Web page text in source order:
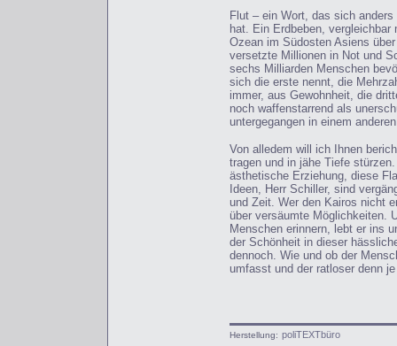
Flut – ein Wort, das sich
hat. Ein Erdbeben,
Ozean im Südosten Asiens
versetzte Millionen in Not und
sechs Milliarden Menschen
sich die erste nennt, die
immer, aus Gewohnheit, die
noch waffenstarrend als
untergegangen in einem
Von alledem will ich Ihnen
tragen und in jähe Tiefe
ästhetische Erziehung, diese
Ideen, Herr Schiller, sind
und Zeit. Wer den Kairos nicht
über versäumte Möglichkeiten.
Menschen erinnern, lebt er ins
der Schönheit in dieser
dennoch. Wie und ob der
umfasst und der ratloser denn
Herstellung: poliTEXTbüro